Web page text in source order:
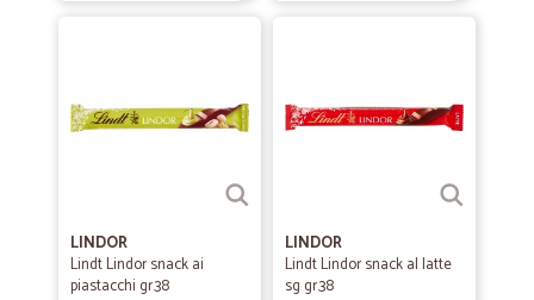
LINDOR
Lindt Lindor snack ai
piastacchi gr.38
LINDOR
Lindt Lindor snack al latte
sg gr.38